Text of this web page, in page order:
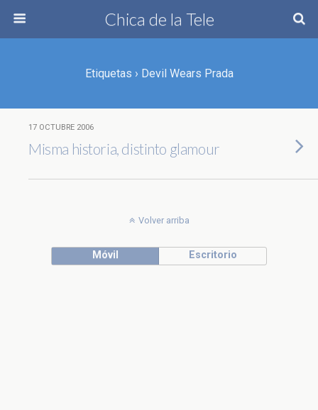
Chica de la Tele
Etiquetas › Devil Wears Prada
17 OCTUBRE 2006
Misma historia, distinto glamour
Volver arriba
Móvil Escritorio